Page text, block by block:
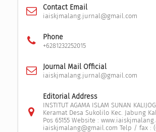
Contact Email
iaiskjmalang.jurnal@gmail.com
Phone
+6281232252015
Journal Mail Official
iaiskjmalang.jurnal@gmail.com
Editorial Address
INSTITUT AGAMA ISLAM SUNAN
Keramat Desa Sukolilo Kec. Jabung
Pos 65155 Website :
iaiskjmalang@gmail.com Telp / fax :